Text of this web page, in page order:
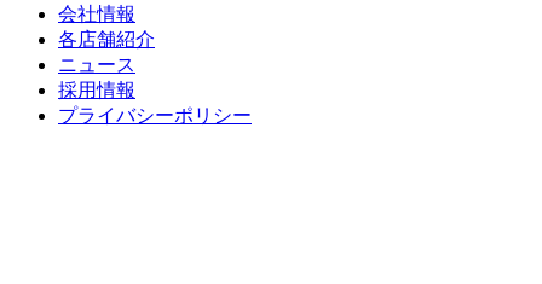
会社情報
各店舗紹介
ニュース
採用情報
プライバシーポリシー